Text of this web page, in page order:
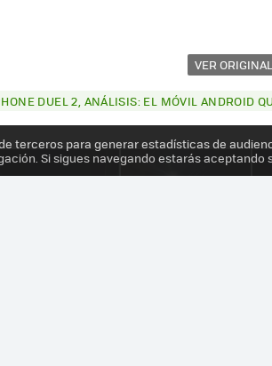
VER ORIGINAL
DUEL 2, ANÁLISIS: EL MÓVIL ANDROID
terceros para generar estadísticas de
Si sigues navegando estarás aceptando